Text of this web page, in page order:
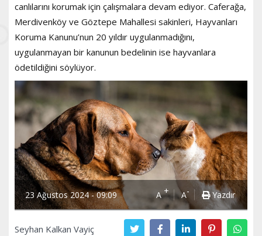
canlılarını korumak için çalışmalara devam ediyor. Caferağa,
Merdivenköy ve Göztepe Mahallesi sakinleri, Hayvanları
Koruma Kanunu’nun 20 yıldır uygulanmadığını,
uygulanmayan bir kanunun bedelinin ise hayvanlara
ödetildiğini söylüyor.
23 Ağustos 2024 - 09:09 A+ A- Yazdır
Seyhan Kalkan Vayiç